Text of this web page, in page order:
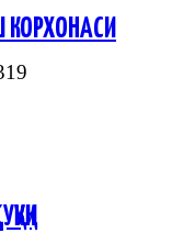
КОРХОНАСИ